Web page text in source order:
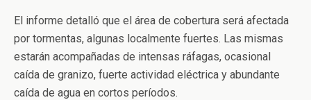
El informe detalló que el área de cobertura será afectada
por tormentas, algunas localmente fuertes. Las mismas
estarán acompañadas de intensas ráfagas, ocasional
caída de granizo, fuerte actividad eléctrica y abundante
caída de agua en cortos períodos.